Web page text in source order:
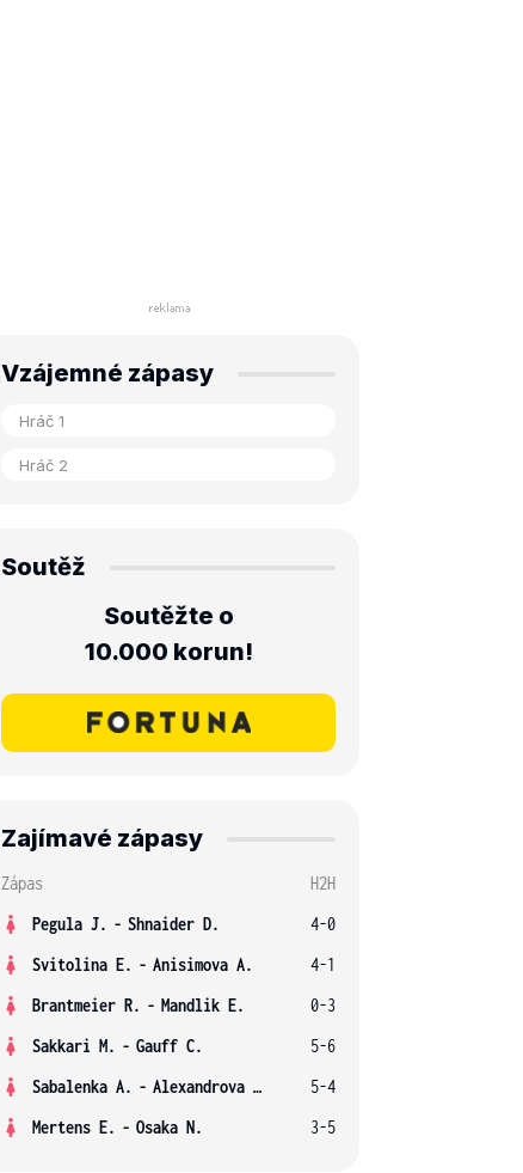
Vzájemné zápasy
Soutěž
Soutěžte o
10.000 korun!
Zajímavé zápasy
Zápas
H2H
Pegula J. - Shnaider D.
4-0
Svitolina E. - Anisimova A.
4-1
Brantmeier R. - Mandlik E.
0-3
Sakkari M. - Gauff C.
5-6
Sabalenka A. - Alexandrova E.
5-4
Mertens E. - Osaka N. 3-5